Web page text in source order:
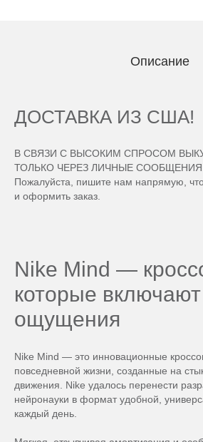
Описание
ДОСТАВКА ИЗ США!
В СВЯЗИ С ВЫСОКИМ СПРОСОМ
ТОЛЬКО ЧЕРЕЗ ЛИЧНЫЕ СООБЩЕНИЯ.
Пожалуйста, пишите нам напрямую,
и оформить заказ.
Nike Mind —
которые включают
ощущения
Nike Mind — это инновационные
повседневной жизни, созданные на
движения. Nike удалось перенести
нейронауки в формат удобной,
каждый день.